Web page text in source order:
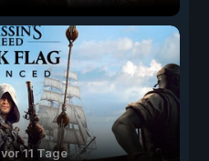
vor 11 Tage